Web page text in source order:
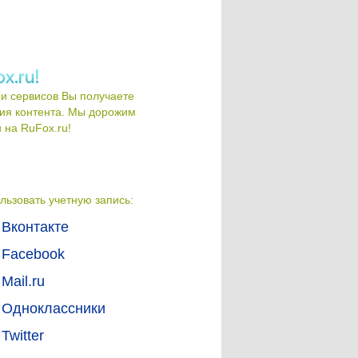
сервисов Вы получаете
контента. Мы дорожим
RuFox.ru!
учетную запись:
Вконтакте
Facebook
Mail.ru
Одноклассники
Twitter